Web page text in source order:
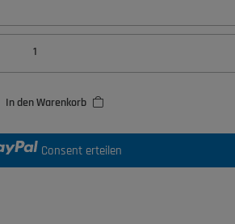
In den Warenkorb
Consent erteilen